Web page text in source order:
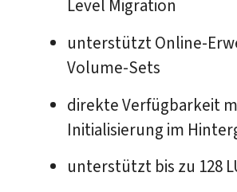
Level Migration
unterstützt Online-
Volume-Sets
direkte Verfügbarkeit
Initialisierung im
unterstützt bis zu 128